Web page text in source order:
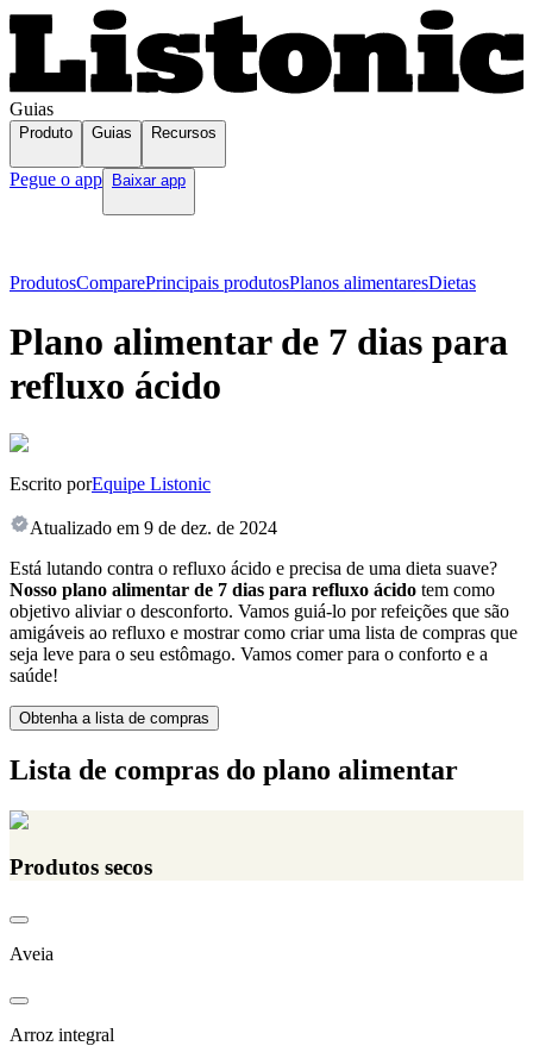
Guias
Produto Guias Recursos
Pegue o app Baixar app
ProdutosComparePrincipais produtosPlanos alimentaresDietas
Plano alimentar de 7 dias para
refluxo ácido
Escrito porEquipe Listonic
Atualizado em 9 de dez. de 2024
Está lutando contra o refluxo ácido e precisa de uma dieta suave?
Nosso plano alimentar de 7 dias para refluxo ácido tem como
objetivo aliviar o desconforto. Vamos guiá-lo por refeições que são
amigáveis ao refluxo e mostrar como criar uma lista de compras que
seja leve para o seu estômago. Vamos comer para o conforto e a
saúde!
Obtenha a lista de compras
Lista de compras do plano alimentar
Produtos secos
Aveia
Arroz integral